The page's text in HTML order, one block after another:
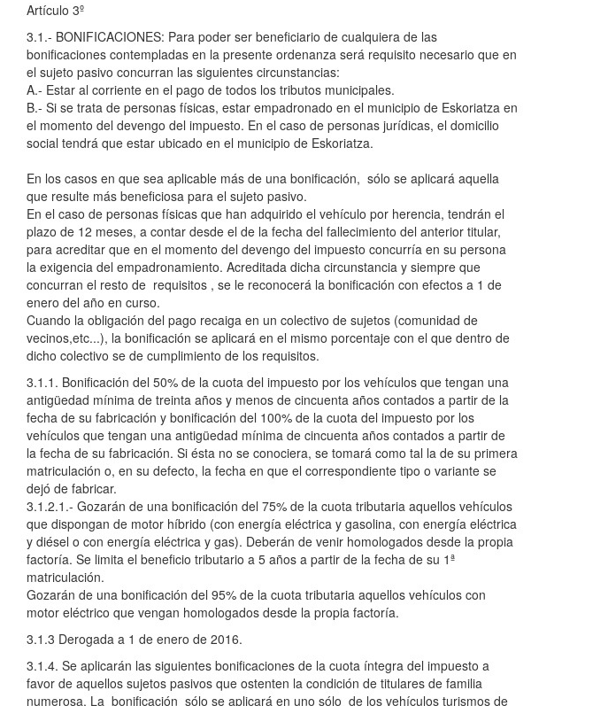
Artículo 3º
3.1.- BONIFICACIONES: Para poder ser beneficiario de cualquiera de las
bonificaciones contempladas en la presente ordenanza será requisito necesario que en
el sujeto pasivo concurran las siguientes circunstancias:
A.- Estar al corriente en el pago de todos los tributos municipales.
B.- Si se trata de personas físicas, estar empadronado en el municipio de Eskoriatza en
el momento del devengo del impuesto. En el caso de personas jurídicas, el domicilio
social tendrá que estar ubicado en el municipio de Eskoriatza.
En los casos en que sea aplicable más de una bonificación, sólo se aplicará aquella
que resulte más beneficiosa para el sujeto pasivo.
En el caso de personas físicas que han adquirido el vehículo por herencia, tendrán el
plazo de 12 meses, a contar desde el de la fecha del fallecimiento del anterior titular,
para acreditar que en el momento del devengo del impuesto concurría en su persona
la exigencia del empadronamiento. Acreditada dicha circunstancia y siempre que
concurran el resto de requisitos , se le reconocerá la bonificación con efectos a 1 de
enero del año en curso.
Cuando la obligación del pago recaiga en un colectivo de sujetos (comunidad de
vecinos,etc...), la bonificación se aplicará en el mismo porcentaje con el que dentro de
dicho colectivo se de cumplimiento de los requisitos.
3.1.1. Bonificación del 50% de la cuota del impuesto por los vehículos que tengan una
antigüedad mínima de treinta años y menos de cincuenta años contados a partir de la
fecha de su fabricación y bonificación del 100% de la cuota del impuesto por los
vehículos que tengan una antigüedad mínima de cincuenta años contados a partir de
la fecha de su fabricación. Si ésta no se conociera, se tomará como tal la de su primera
matriculación o, en su defecto, la fecha en que el correspondiente tipo o variante se
dejó de fabricar.
3.1.2.1.- Gozarán de una bonificación del 75% de la cuota tributaria aquellos vehículos
que dispongan de motor híbrido (con energía eléctrica y gasolina, con energía eléctrica
y diésel o con energía eléctrica y gas). Deberán de venir homologados desde la propia
factoría. Se limita el beneficio tributario a 5 años a partir de la fecha de su 1ª
matriculación.
Gozarán de una bonificación del 95% de la cuota tributaria aquellos vehículos con
motor eléctrico que vengan homologados desde la propia factoría.
3.1.3 Derogada a 1 de enero de 2016.
3.1.4. Se aplicarán las siguientes bonificaciones de la cuota íntegra del impuesto a
favor de aquellos sujetos pasivos que ostenten la condición de titulares de familia
numerosa. La bonificación sólo se aplicará en uno sólo de los vehículos turismos de